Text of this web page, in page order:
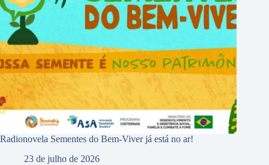
Radionovela Sementes do Bem-Viver já está no ar!
23 de julho de 2026